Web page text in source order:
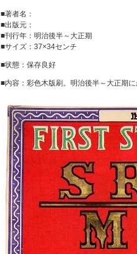
■著者名：
■出版元：
■刊行年：明治後半～大正期
■サイズ：37×34センチ
■状態：保存良好
■内容：彩色木版刷。明治後半～大正期